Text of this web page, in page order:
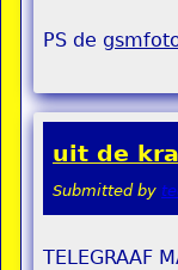
PS de
uit de
Submitted by
TELEGRAAF